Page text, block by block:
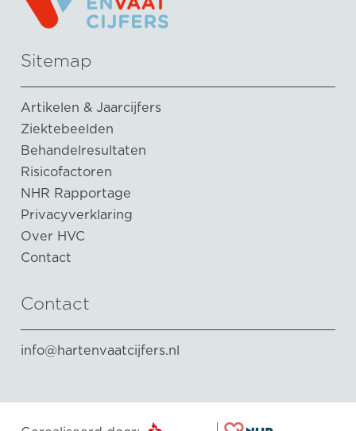
Sitemap
Artikelen & Jaarcijfers
Ziektebeelden
Behandelresultaten
Risicofactoren
NHR Rapportage
Privacyverklaring
Over HVC
Contact
Contact
info@hartenvaatcijfers.nl